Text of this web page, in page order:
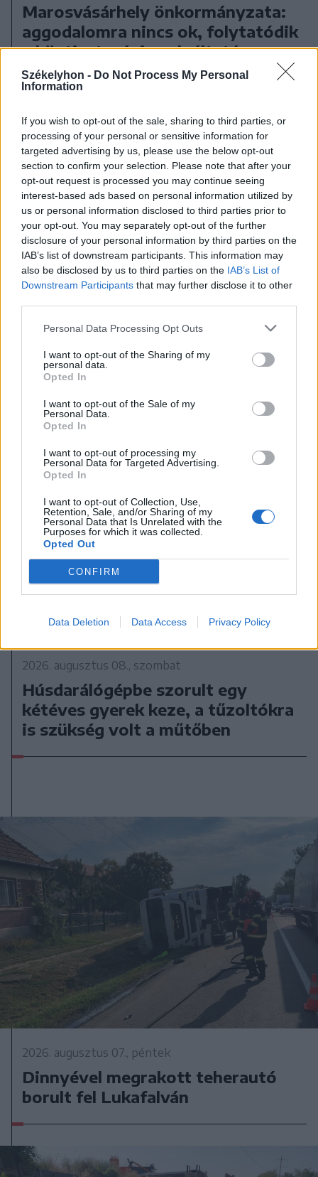
Székelyhon - Do Not Process My Personal
Information
If you wish to opt-out of the sale, sharing to third parties, or
processing of your personal or sensitive information for
targeted advertising by us, please use the below opt-out
section to confirm your selection. Please note that after your
opt-out request is processed you may continue seeing
interest-based ads based on personal information utilized by
us or personal information disclosed to third parties prior to
your opt-out. You may separately opt-out of the further
disclosure of your personal information by third parties on the
IAB’s list of downstream participants. This information may
also be disclosed by us to third parties on the IAB’s List of
Downstream Participants that may further disclose it to other
Personal Data Processing Opt Outs
I want to opt-out of the Sharing of my
personal data.
Opted In
I want to opt-out of the Sale of my
Personal Data.
Opted In
I want to opt-out of processing my
Personal Data for Targeted Advertising.
Opted In
I want to opt-out of Collection, Use,
Retention, Sale, and/or Sharing of my
Personal Data that Is Unrelated with the
Purposes for which it was collected.
Opted Out
CONFIRM
Data Deletion Data Access Privacy Policy
Marosvásárhely önkormányzata:
aggodalomra nincs ok, folytatódik
a köztisztasági szolgáltatás
2026. augusztus 08., szombat
Gazdasági melléképület égett le
Mezősályiban
2026. augusztus 08., szombat
Húsdarálógépbe szorult egy
kétéves gyerek keze, a tűzoltókra
is szükség volt a műtőben
2026. augusztus 07., péntek
Dinnyével megrakott teherautó
borult fel Lukafalván